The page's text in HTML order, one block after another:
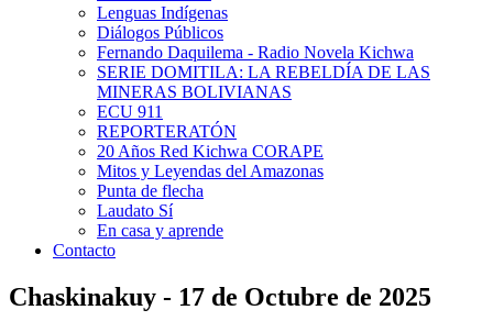
Lenguas Indígenas
Diálogos Públicos
Fernando Daquilema - Radio Novela Kichwa
SERIE DOMITILA: LA REBELDÍA DE LAS
MINERAS BOLIVIANAS
ECU 911
REPORTERATÓN
20 Años Red Kichwa CORAPE
Mitos y Leyendas del Amazonas
Punta de flecha
Laudato Sí
En casa y aprende
Contacto
Chaskinakuy - 17 de Octubre de 2025